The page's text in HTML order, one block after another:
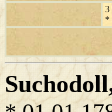
3
*
Suchodoll